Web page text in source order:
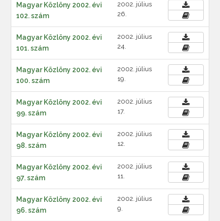
Magyar Közlöny 2002. évi
102. szám
2002. július
26.
Magyar Közlöny 2002. évi
101. szám
2002. július
24.
Magyar Közlöny 2002. évi
100. szám
2002. július
19.
Magyar Közlöny 2002. évi
99. szám
2002. július
17.
Magyar Közlöny 2002. évi
98. szám
2002. július
12.
Magyar Közlöny 2002. évi
97. szám
2002. július
11.
Magyar Közlöny 2002. évi
96. szám
2002. július
9.